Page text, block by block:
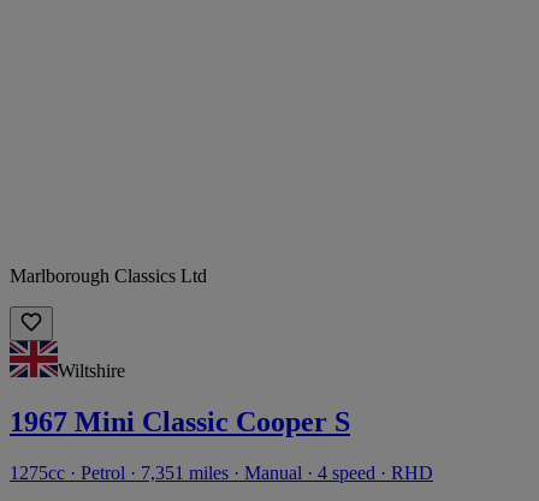
Marlborough Classics Ltd
Wiltshire
1967 Mini Classic Cooper S
1275cc · Petrol · 7,351 miles · Manual · 4 speed · RHD